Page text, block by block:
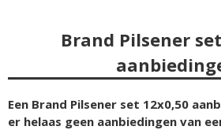
Brand Pilsener
Een Brand Pilsener set 12x0,50
er helaas geen aanbiedingen van